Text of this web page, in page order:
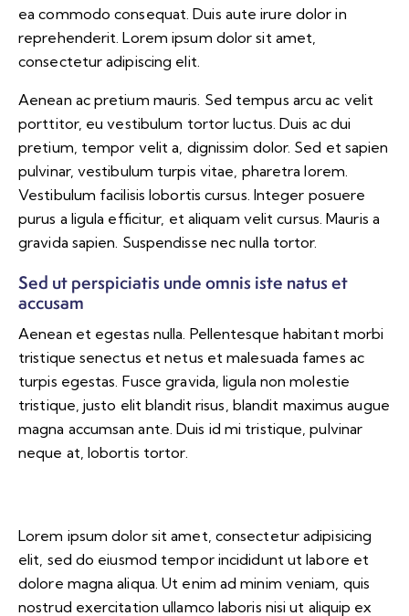
ea commodo consequat. Duis aute irure dolor in
reprehenderit. Lorem ipsum dolor sit amet,
consectetur adipiscing elit.
Aenean ac pretium mauris. Sed tempus arcu ac velit
porttitor, eu vestibulum tortor luctus. Duis ac dui
pretium, tempor velit a, dignissim dolor. Sed et sapien
pulvinar, vestibulum turpis vitae, pharetra lorem.
Vestibulum facilisis lobortis cursus. Integer posuere
purus a ligula efficitur, et aliquam velit cursus. Mauris a
gravida sapien. Suspendisse nec nulla tortor.
Sed ut perspiciatis unde omnis iste natus et
accusam
Aenean et egestas nulla. Pellentesque habitant morbi
tristique senectus et netus et malesuada fames ac
turpis egestas. Fusce gravida, ligula non molestie
tristique, justo elit blandit risus, blandit maximus augue
magna accumsan ante. Duis id mi tristique, pulvinar
neque at, lobortis tortor.
Lorem ipsum dolor sit amet, consectetur adipisicing
elit, sed do eiusmod tempor incididunt ut labore et
dolore magna aliqua. Ut enim ad minim veniam, quis
nostrud exercitation ullamco laboris nisi ut aliquip ex